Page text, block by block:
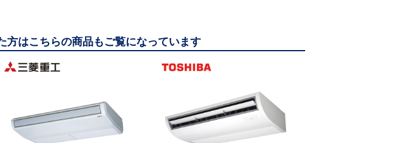
方はこちらの商品もご覧になっています